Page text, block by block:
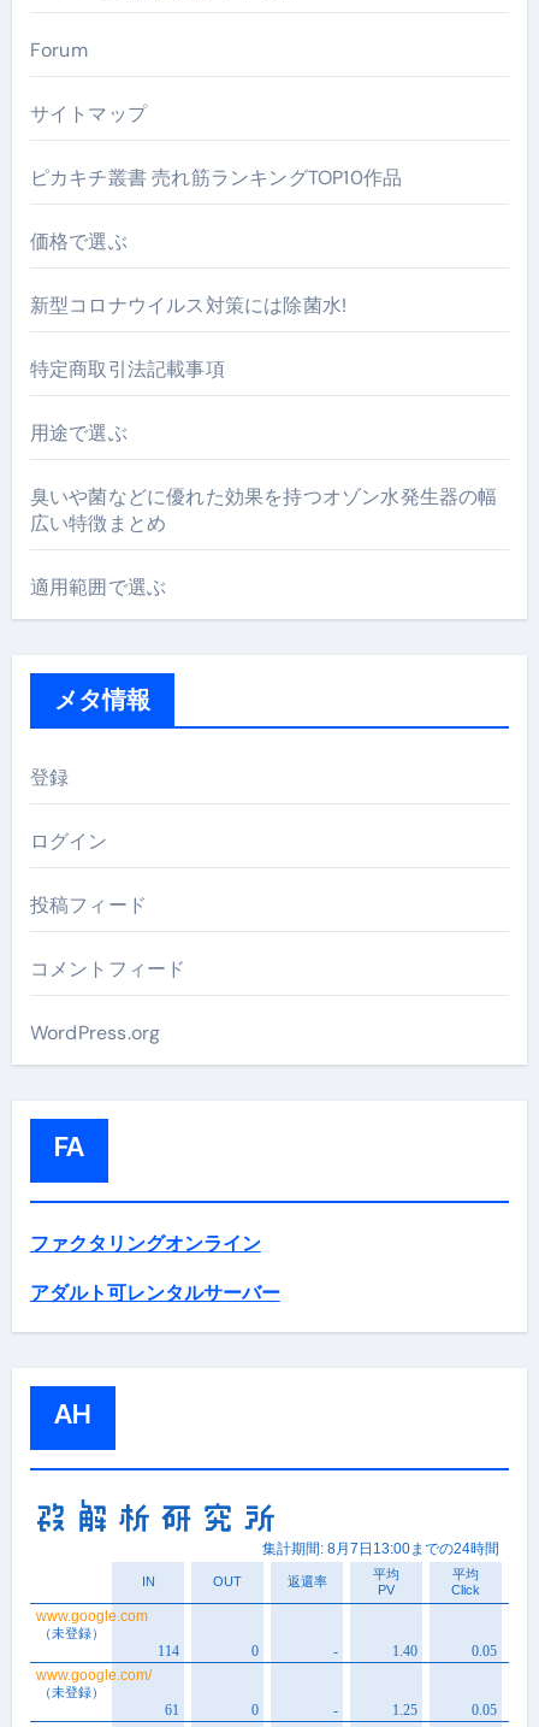
Forum
サイトマップ
ピカキチ叢書 売れ筋ランキングTOP10作品
価格で選ぶ
新型コロナウイルス対策には除菌水!
特定商取引法記載事項
用途で選ぶ
臭いや菌などに優れた効果を持つオゾン水発生器の幅
広い特徴まとめ
適用範囲で選ぶ
メタ情報
登録
ログイン
投稿フィード
コメントフィード
WordPress.org
FA
ファクタリングオンライン
アダルト可レンタルサーバー
AH